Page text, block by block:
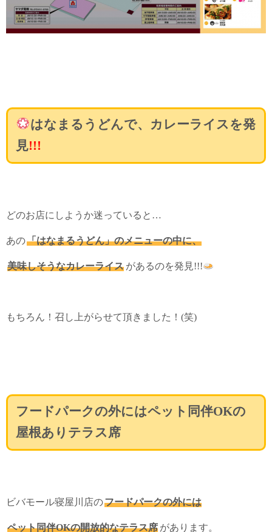
はなまるうどんで、カレーライスを発
見!!!
どのお店にしようか迷っていると…
あの「はなまるうどん」のメニューの中に、
美味しそうなカレーライス があるのを発見!!!
もちろん！召し上がらせて頂きました！(笑)
フードパークの外にはペット同伴OKの
屋根ありテラス席
ビバモール寝屋川店のフードパークの外には
ペット同伴OKの開放的なテラス席 があります。